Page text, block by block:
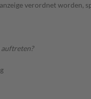
verordnet worden,